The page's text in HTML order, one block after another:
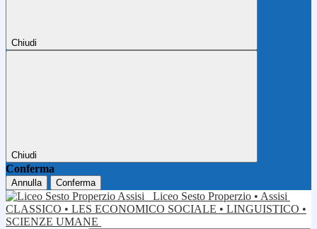
Chiudi
Chiudi
Conferma
Annulla Conferma
Liceo Sesto Properzio • Assisi
CLASSICO • LES ECONOMICO SOCIALE • LINGUISTICO •
SCIENZE UMANE